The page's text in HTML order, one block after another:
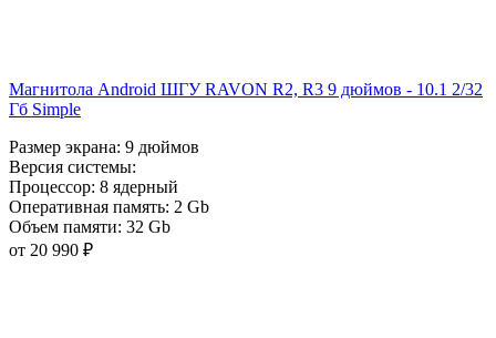
Магнитола Android ШГУ RAVON R2, R3 9 дюймов - 10.1 2/32
Гб Simple
Размер экрана: 9 дюймов
Версия системы:
Процессор: 8 ядерный
Оперативная память: 2 Gb
Объем памяти: 32 Gb
от 20 990 ₽